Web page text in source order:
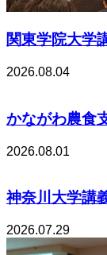
関東学院大学
2026.08.04
かながわ農食
2026.08.01
神奈川大学講
2026.07.29